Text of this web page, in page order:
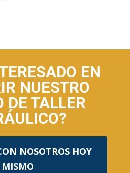
EN
NUESTRO
DE TALLER
NOSOTROS HOY
MISMO